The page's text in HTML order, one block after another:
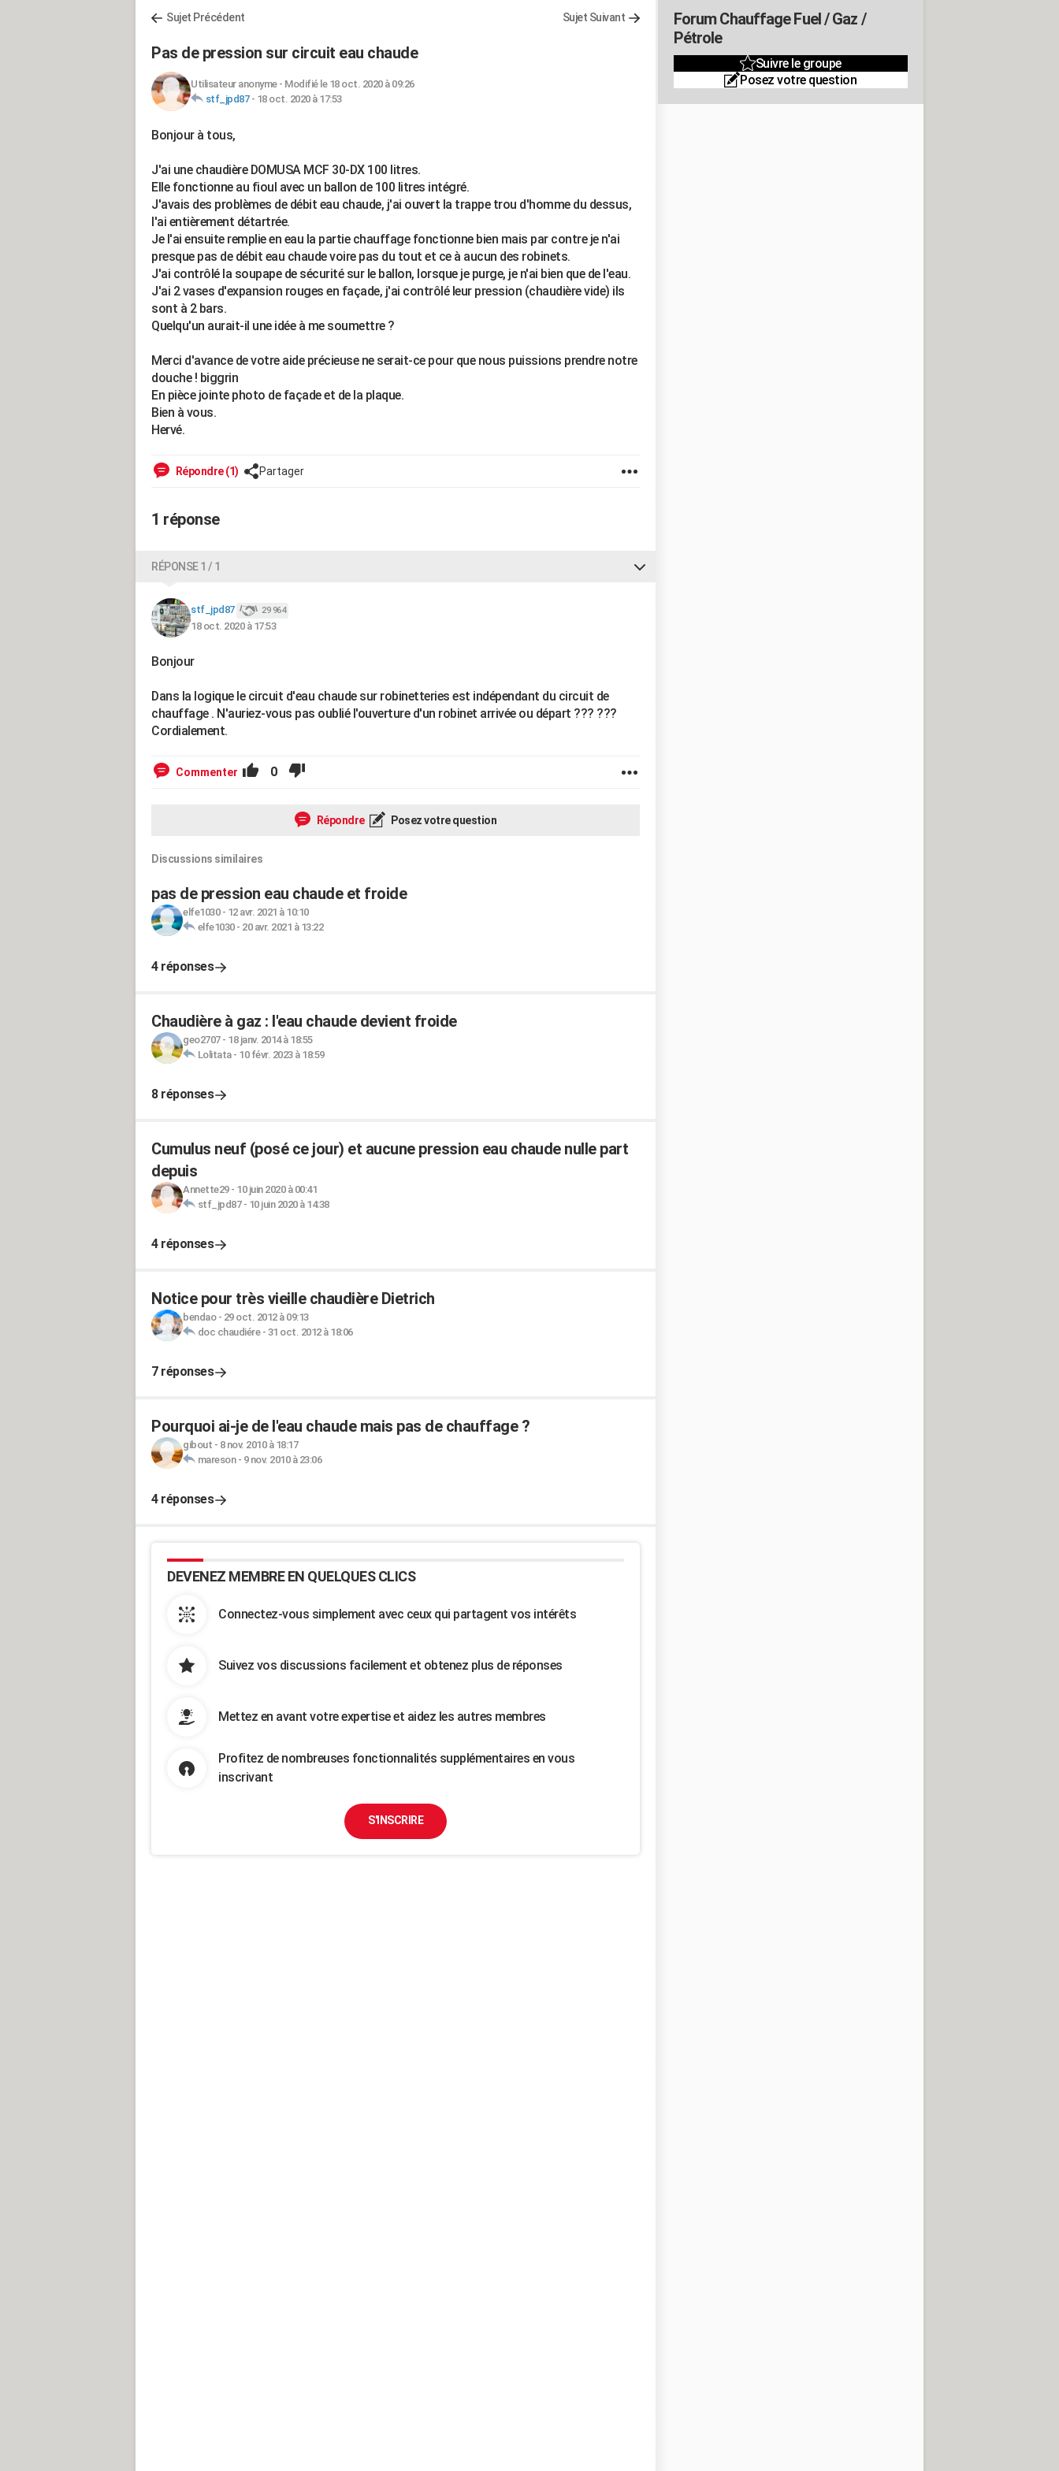
Sujet Précédent Sujet Suivant
Pas de pression sur circuit eau chaude
Utilisateur anonyme- Modifié le 18 oct. 2020 à 09:26
stf_jpd87- 18 oct. 2020 à 17:53
Bonjour à tous,
J'ai une chaudière DOMUSA MCF 30-DX 100 litres.
Elle fonctionne au fioul avec un ballon de 100 litres intégré.
J'avais des problèmes de débit eau chaude, j'ai ouvert la trappe trou d'homme du dessus,
l'ai entièrement détartrée.
Je l'ai ensuite remplie en eau la partie chauffage fonctionne bien mais par contre je n'ai
presque pas de débit eau chaude voire pas du tout et ce à aucun des robinets.
J'ai contrôlé la soupape de sécurité sur le ballon, lorsque je purge, je n'ai bien que de l'eau.
J'ai 2 vases d'expansion rouges en façade, j'ai contrôlé leur pression (chaudière vide) ils
sont à 2 bars.
Quelqu'un aurait-il une idée à me soumettre ?
Merci d'avance de votre aide précieuse ne serait-ce pour que nous puissions prendre notre
douche ! biggrin
En pièce jointe photo de façade et de la plaque.
Bien à vous.
Hervé.
Répondre (1) Partager
1 réponse
RÉPONSE 1 / 1
stf_jpd87 29 964
18 oct. 2020 à 17:53
Bonjour
Dans la logique le circuit d'eau chaude sur robinetteries est indépendant du circuit de
chauffage . N'auriez-vous pas oublié l'ouverture d'un robinet arrivée ou départ ??? ???
Cordialement.
Commenter 0
Répondre Posez votre question
Discussions similaires
pas de pression eau chaude et froide
elfe1030- 12 avr. 2021 à 10:10
elfe1030- 20 avr. 2021 à 13:22
4 réponses
Chaudière à gaz : l'eau chaude devient froide
geo2707- 18 janv. 2014 à 18:55
Lolitata- 10 févr. 2023 à 18:59
8 réponses
Cumulus neuf (posé ce jour) et aucune pression eau chaude nulle part
depuis
Annette29- 10 juin 2020 à 00:41
stf_jpd87- 10 juin 2020 à 14:38
4 réponses
Notice pour très vieille chaudière Dietrich
bendao- 29 oct. 2012 à 09:13
doc chaudiére- 31 oct. 2012 à 18:06
7 réponses
Pourquoi ai-je de l'eau chaude mais pas de chauffage ?
gibout - 8 nov. 2010 à 18:17
mareson- 9 nov. 2010 à 23:06
4 réponses
DEVENEZ MEMBRE EN QUELQUES CLICS
Connectez-vous simplement avec ceux qui partagent vos intérêts
Suivez vos discussions facilement et obtenez plus de réponses
Mettez en avant votre expertise et aidez les autres membres
Profitez de nombreuses fonctionnalités supplémentaires en vous
inscrivant
S'INSCRIRE
Forum Chauffage Fuel / Gaz /
Pétrole
Suivre le groupe
Posez votre question